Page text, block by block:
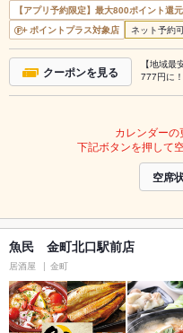
【アプリ予約限定】最大800ポイント還
ポイントプラス対象店
ネット予約
クーポンを見る
【地域
777円に！
カレンダーの
下記ボタンを押して
空席
魚民 金町北口駅前店
居酒屋 金町